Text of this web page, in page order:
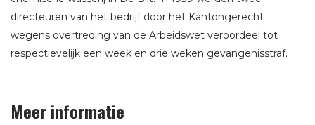
directeuren van het bedrijf door het Kantongerecht
wegens overtreding van de Arbeidswet veroordeel tot
respectievelijk een week en drie weken gevangenisstraf.
Meer informatie